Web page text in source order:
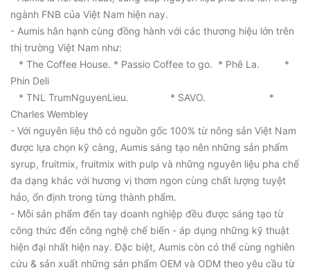
ngành FNB của Việt Nam hiện nay.
- Aumis hân hạnh cùng đồng hành với các thương hiệu lớn trên
thị trường Việt Nam như:
* The Coffee House. * Passio Coffee to go. * Phê La. *
Phin Deli
* TNL TrumNguyenLieu. * SAVO. *
Charles Wembley
- Với nguyên liệu thô có nguồn gốc 100% từ nông sản Việt Nam
được lựa chọn kỹ càng, Aumis sáng tạo nên những sản phẩm
syrup, fruitmix, fruitmix with pulp và những nguyên liệu pha chế
đa dạng khác với hương vị thơm ngon cùng chất lượng tuyệt
hảo, ổn định trong từng thành phẩm.
- Mỗi sản phẩm đến tay doanh nghiệp đều được sáng tạo từ
công thức đến công nghệ chế biến - áp dụng những kỹ thuật
hiện đại nhất hiện nay. Đặc biệt, Aumis còn có thể cùng nghiên
cứu & sản xuất những sản phẩm OEM và ODM theo yêu cầu từ